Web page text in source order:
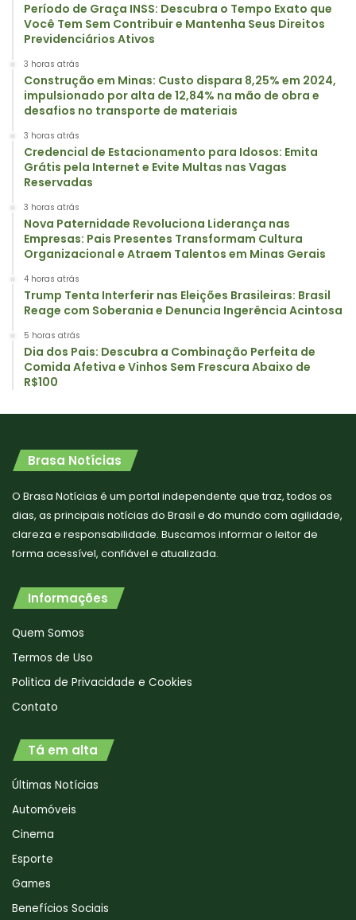
Período de Graça INSS: Descubra o Tempo Exato que
Você Tem Sem Contribuir e Mantenha Seus Direitos
Previdenciários Ativos
3 horas atrás
Construção em Minas: Custo dispara 8,25% em 2024,
impulsionado por alta de 12,84% na mão de obra e
desafios no transporte de materiais
3 horas atrás
Credencial de Estacionamento para Idosos: Emita
Grátis pela Internet e Evite Multas nas Vagas
Reservadas
3 horas atrás
Nova Paternidade Revoluciona Liderança nas
Empresas: Pais Presentes Transformam Cultura
Organizacional e Atraem Talentos em Minas Gerais
4 horas atrás
Trump Tenta Interferir nas Eleições Brasileiras: Brasil
Reage com Soberania e Denuncia Ingerência Acintosa
5 horas atrás
Dia dos Pais: Descubra a Combinação Perfeita de
Comida Afetiva e Vinhos Sem Frescura Abaixo de
R$100
Brasa Notícias
O Brasa Notícias é um portal independente que traz, todos os
dias, as principais notícias do Brasil e do mundo com agilidade,
clareza e responsabilidade. Buscamos informar o leitor de
forma acessível, confiável e atualizada.
Informações
Quem Somos
Termos de Uso
Politica de Privacidade e Cookies
Contato
Tá em alta
Últimas Notícias
Automóveis
Cinema
Esporte
Games
Benefícios Sociais